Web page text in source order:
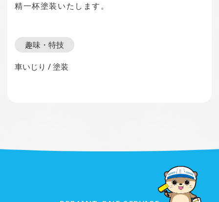
精一杯塗装いたします。
趣味・特技
車いじり / 塗装